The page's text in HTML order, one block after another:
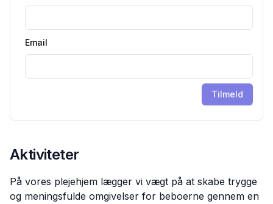
Email
Tilmeld
Aktiviteter
På vores plejehjem lægger vi vægt på at skabe trygge
og meningsfulde omgivelser for beboerne gennem en